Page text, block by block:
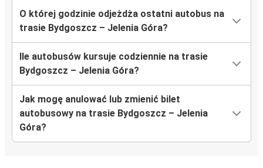
O której godzinie odjeżdża ostatni autobus na
trasie Bydgoszcz – Jelenia Góra?
Ile autobusów kursuje codziennie na trasie
Bydgoszcz – Jelenia Góra?
Jak mogę anulować lub zmienić bilet
autobusowy na trasie Bydgoszcz – Jelenia
Góra?